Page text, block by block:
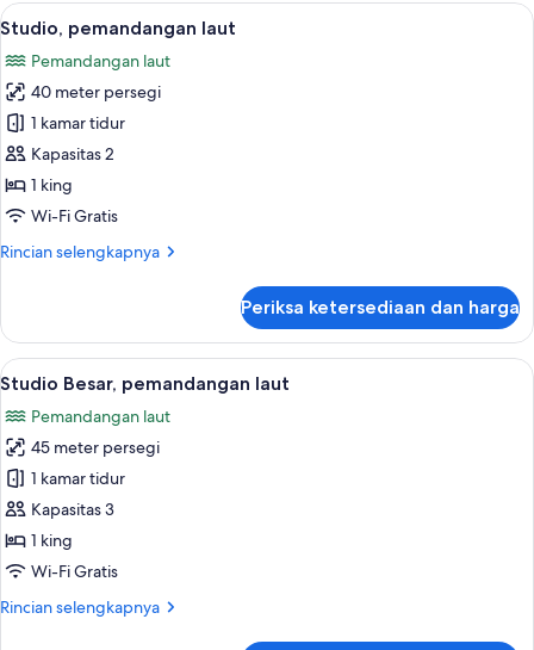
Lihat
semua
foto
untuk
Studio,
pemandangan
laut
Studio, pemandangan laut | Seprai
5
Studio, pemandangan laut
Pemandangan laut
40 meter persegi
1 kamar tidur
Kapasitas 2
1 king
Wi-Fi Gratis
Rincian selengkapnya
Rincian
Studio,
pemandangan
laut
Periksa ketersediaan dan harga
Lihat
semua
foto
untuk
Studio
Besar,
pemandangan
laut
Studio Besar, pemandangan laut |
5
Studio Besar, pemandangan laut
Pemandangan laut
45 meter persegi
1 kamar tidur
Kapasitas 3
1 king
Wi-Fi Gratis
Rincian selengkapnya
Rincian